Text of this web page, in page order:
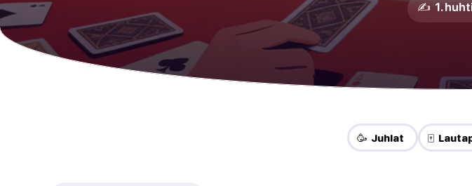
✍️ 1.
🥳 Juhlat 🀄